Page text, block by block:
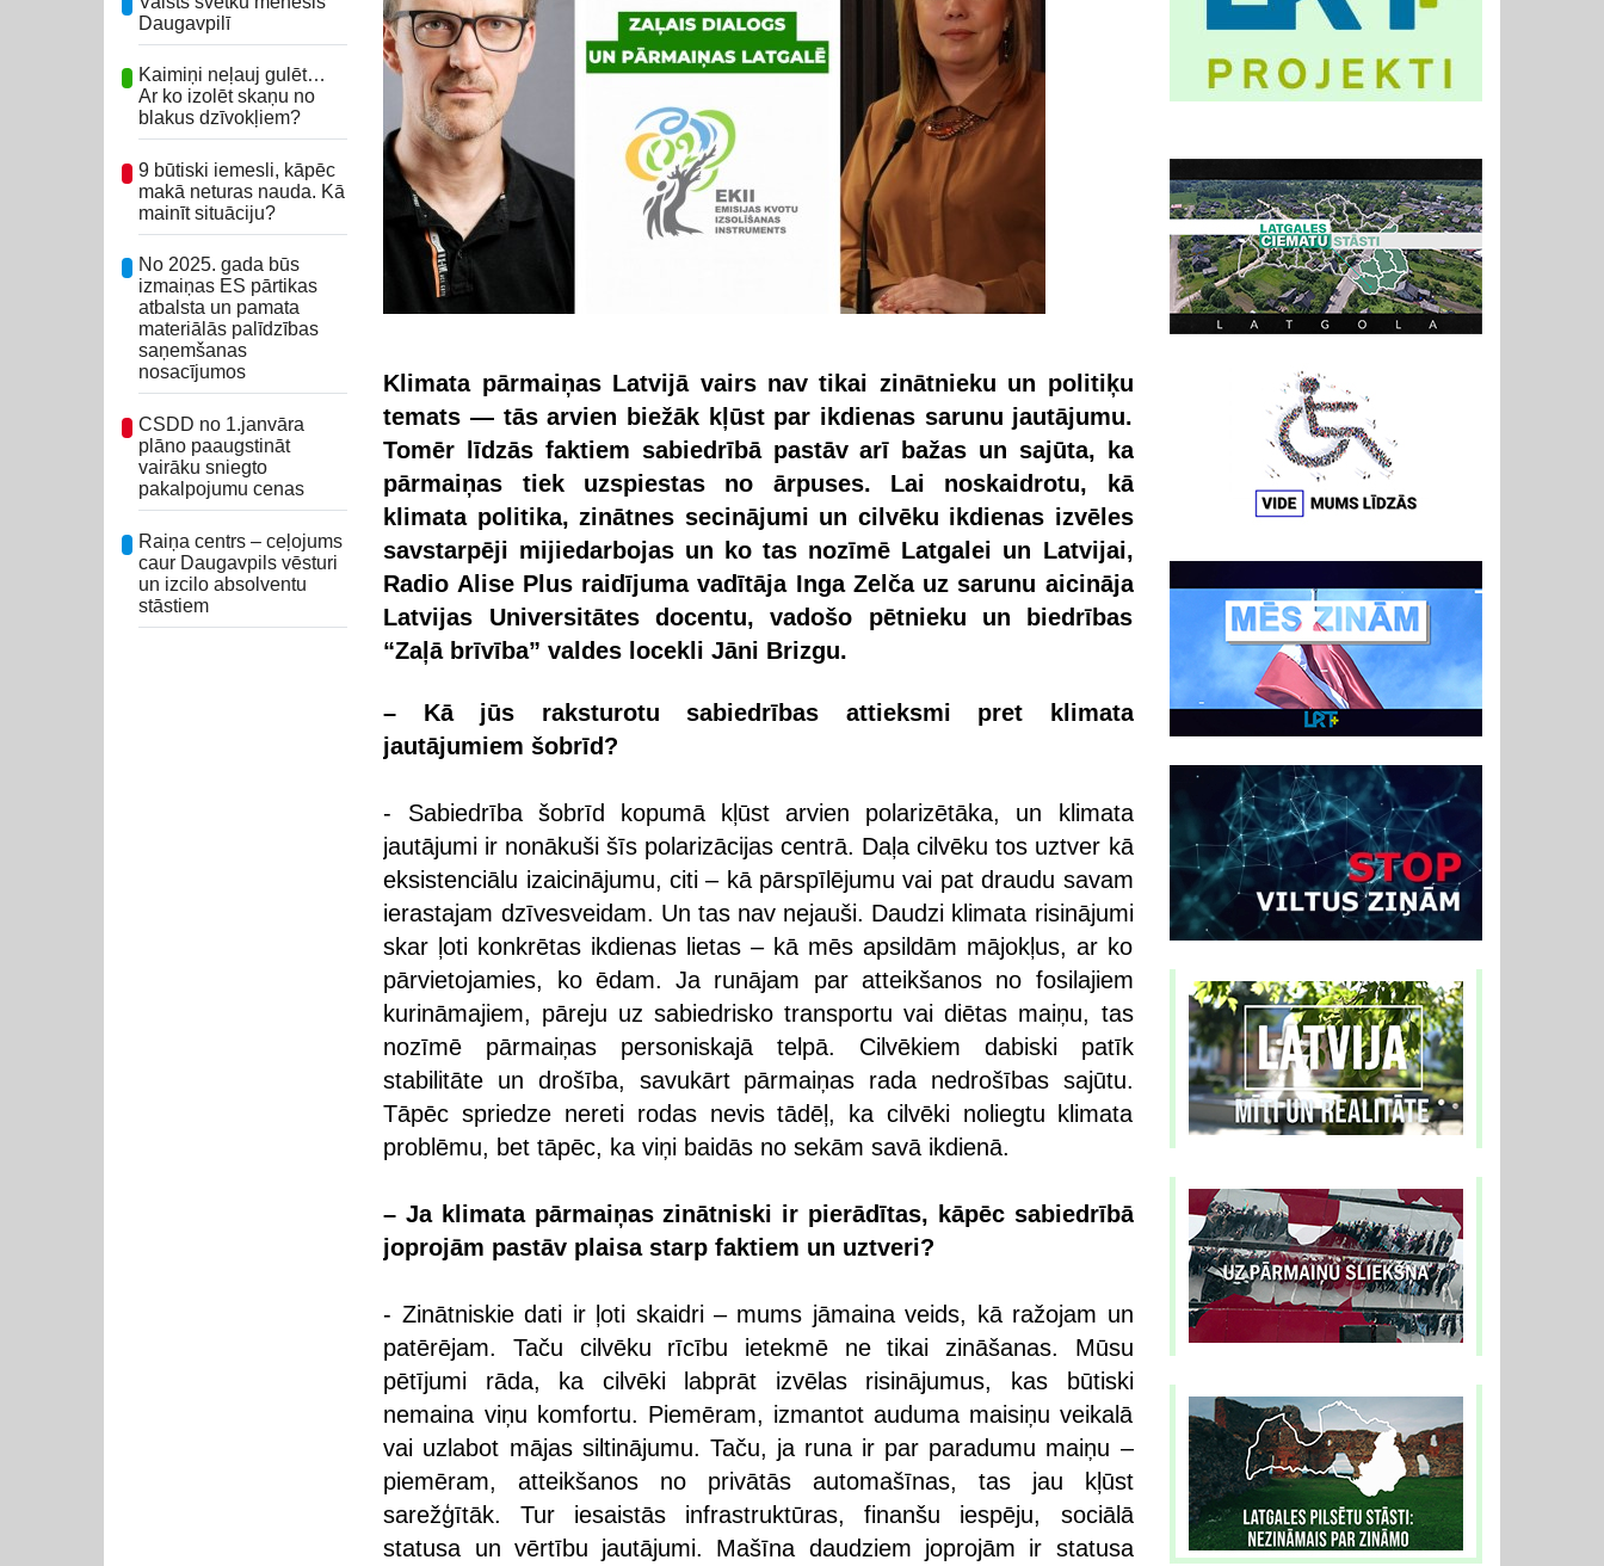
Daugavpilī
Kaimiņi neļauj gulēt…
Ar ko izolēt skaņu no
blakus dzīvokļiem?
9 būtiski iemesli, kāpēc
makā neturas nauda. Kā
mainīt situāciju?
No 2025. gada būs
izmaiņas ES pārtikas
atbalsta un pamata
materiālās palīdzības
saņemšanas
nosacījumos
CSDD no 1.janvāra
plāno paaugstināt
vairāku sniegto
pakalpojumu cenas
Raiņa centrs – ceļojums
caur Daugavpils vēsturi
un izcilo absolventu
stāstiem
Klimata pārmaiņas Latvijā vairs nav tikai zinātnieku un politiķu
temats — tās arvien biežāk kļūst par ikdienas sarunu jautājumu.
Tomēr līdzās faktiem sabiedrībā pastāv arī bažas un sajūta, ka
pārmaiņas tiek uzspiestas no ārpuses. Lai noskaidrotu, kā
klimata politika, zinātnes secinājumi un cilvēku ikdienas izvēles
savstarpēji mijiedarbojas un ko tas nozīmē Latgalei un Latvijai,
Radio Alise Plus raidījuma vadītāja Inga Zelča uz sarunu aicināja
Latvijas Universitātes docentu, vadošo pētnieku un biedrības
“Zaļā brīvība” valdes locekli Jāni Brizgu.
– Kā jūs raksturotu sabiedrības attieksmi pret klimata
jautājumiem šobrīd?
- Sabiedrība šobrīd kopumā kļūst arvien polarizētāka, un klimata
jautājumi ir nonākuši šīs polarizācijas centrā. Daļa cilvēku tos uztver kā
eksistenciālu izaicinājumu, citi – kā pārspīlējumu vai pat draudu savam
ierastajam dzīvesveidam. Un tas nav nejauši. Daudzi klimata risinājumi
skar ļoti konkrētas ikdienas lietas – kā mēs apsildām mājokļus, ar ko
pārvietojamies, ko ēdam. Ja runājam par atteikšanos no fosilajiem
kurināmajiem, pāreju uz sabiedrisko transportu vai diētas maiņu, tas
nozīmē pārmaiņas personiskajā telpā. Cilvēkiem dabiski patīk
stabilitāte un drošība, savukārt pārmaiņas rada nedrošības sajūtu.
Tāpēc spriedze nereti rodas nevis tādēļ, ka cilvēki noliegtu klimata
problēmu, bet tāpēc, ka viņi baidās no sekām savā ikdienā.
– Ja klimata pārmaiņas zinātniski ir pierādītas, kāpēc sabiedrībā
joprojām pastāv plaisa starp faktiem un uztveri?
- Zinātniskie dati ir ļoti skaidri – mums jāmaina veids, kā ražojam un
patērējam. Taču cilvēku rīcību ietekmē ne tikai zināšanas. Mūsu
pētījumi rāda, ka cilvēki labprāt izvēlas risinājumus, kas būtiski
nemaina viņu komfortu. Piemēram, izmantot auduma maisiņu veikalā
vai uzlabot mājas siltinājumu. Taču, ja runa ir par paradumu maiņu –
piemēram, atteikšanos no privātās automašīnas, tas jau kļūst
sarežģītāk. Tur iesaistās infrastruktūras, finanšu iespēju, sociālā
statusa un vērtību jautājumi. Mašīna daudziem joprojām ir statusa